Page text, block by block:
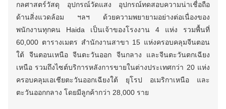
กลศาสตร์วัสดุ อุปกรณ์วัดแสง อุปกรณ์ทดสอบความน่าเชื่อถือ
ด้านสิ่งแวดล้อม ฯลฯ ด้วยความพยายามอย่างต่อเนื่องของ
พนักงานทุกคน Haida เป็นเจ้าของโรงงาน 4 แห่ง รวมพื้นที่
60,000 ตารางเมตร สำนักงานสาขา 15 แห่งครอบคลุมจีนตอน
ใต้ จีนตอนเหนือ จีนตะวันออก จีนกลาง และจีนตะวันตกเฉียง
เหนือ รวมถึงไซต์บริการหลังการขายในต่างประเทศกว่า 20 แห่ง
ครอบคลุมเอเชียตะวันออกเฉียงใต้ ยุโรป อเมริกาเหนือ และ
ตะวันออกกลาง โดยมีลูกค้ากว่า 28,000 ราย